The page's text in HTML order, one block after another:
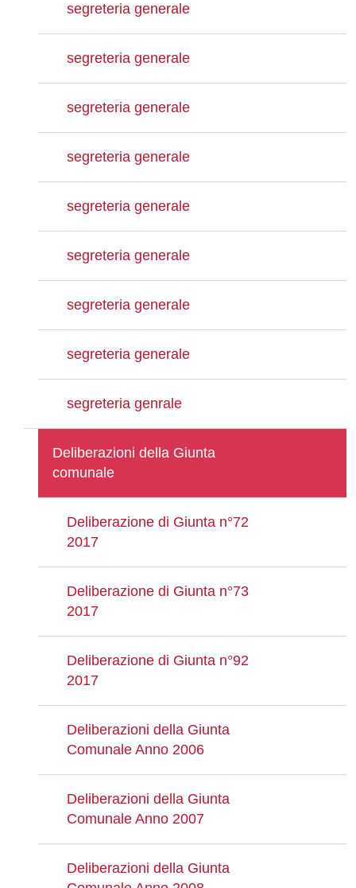
segreteria generale
segreteria generale
segreteria generale
segreteria generale
segreteria generale
segreteria generale
segreteria generale
segreteria generale
segreteria genrale
Deliberazioni della Giunta
comunale
Deliberazione di Giunta n°72
2017
Deliberazione di Giunta n°73
2017
Deliberazione di Giunta n°92
2017
Deliberazioni della Giunta
Comunale Anno 2006
Deliberazioni della Giunta
Comunale Anno 2007
Deliberazioni della Giunta